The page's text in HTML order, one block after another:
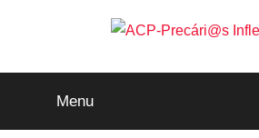
ACP-
Precári@s
Menu